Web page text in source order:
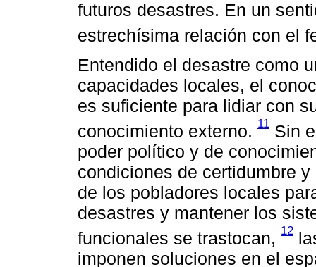
futuros desastres. En un
estrechísima relación con el
Entendido el desastre como
capacidades locales, el
es suficiente para lidiar con
conocimiento externo. 11 Sin
poder político y de
condiciones de certidumbre
de los pobladores locales
desastres y mantener los
funcionales se trastocan, 12
imponen soluciones en el